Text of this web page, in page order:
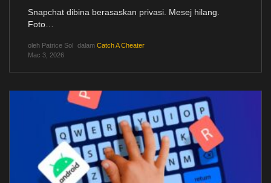
Snapchat dibina berasaskan privasi. Mesej hilang.
Foto…
oleh Patrice Sol dalam Catch A Cheater
Mac 3, 2026